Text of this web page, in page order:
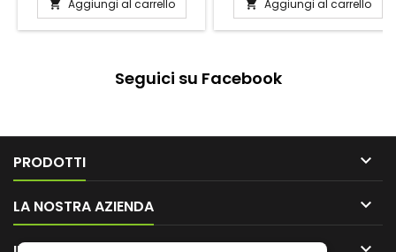
cumino, maggiorana, menta,
paprika, pepe nero, cannella,
di rosa Conservare in un
luogo fresco e asciutto
 Aggiungi al carrello  Aggiungi al carrello
Seguici su Facebook
PRODOTTI 
LA NOSTRA AZIENDA 